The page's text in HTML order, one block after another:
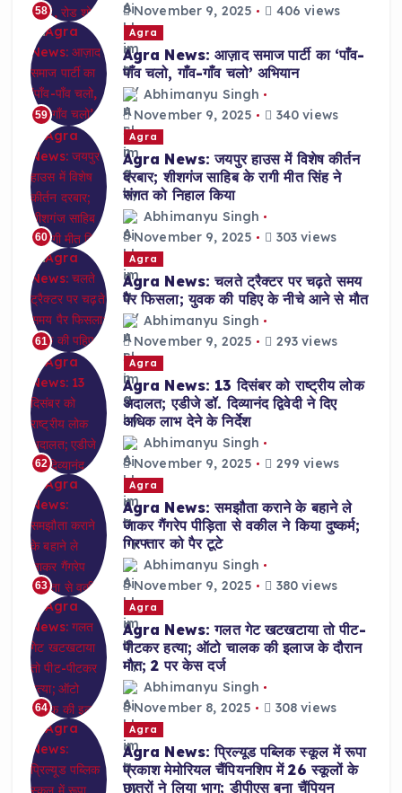
58
November 9, 2025
406 views
59
Agra
Agra News: आज़ाद समाज पार्टी का ‘पाँव-
पाँव चलो, गाँव-गाँव चलो’ अभियान
Abhimanyu Singh
November 9, 2025
340 views
60
Agra
Agra News: जयपुर हाउस में विशेष कीर्तन
दरबार; शीशगंज साहिब के रागी मीत सिंह ने
संगत को निहाल किया
Abhimanyu Singh
November 9, 2025
303 views
61
Agra
Agra News: चलते ट्रैक्टर पर चढ़ते समय
पैर फिसला; युवक की पहिए के नीचे आने से मौत
Abhimanyu Singh
November 9, 2025
293 views
62
Agra
Agra News: 13 दिसंबर को राष्ट्रीय लोक
अदालत; एडीजे डॉ. दिव्यानंद द्विवेदी ने दिए
अधिक लाभ देने के निर्देश
Abhimanyu Singh
November 9, 2025
299 views
63
Agra
Agra News: समझौता कराने के बहाने ले
जाकर गैंगरेप पीड़िता से वकील ने किया दुष्कर्म;
गिरफ्तार को पैर टूटे
Abhimanyu Singh
November 9, 2025
380 views
64
Agra
Agra News: गलत गेट खटखटाया तो पीट-
पीटकर हत्या; ऑटो चालक की इलाज के दौरान
मौत; 2 पर केस दर्ज
Abhimanyu Singh
November 8, 2025
308 views
Agra
Agra News: प्रिल्यूड पब्लिक स्कूल में रूपा
प्रकाश मेमोरियल चैंपियनशिप में 26 स्कूलों के
छात्रों ने लिया भाग; डीपीएस बना चैंपियन